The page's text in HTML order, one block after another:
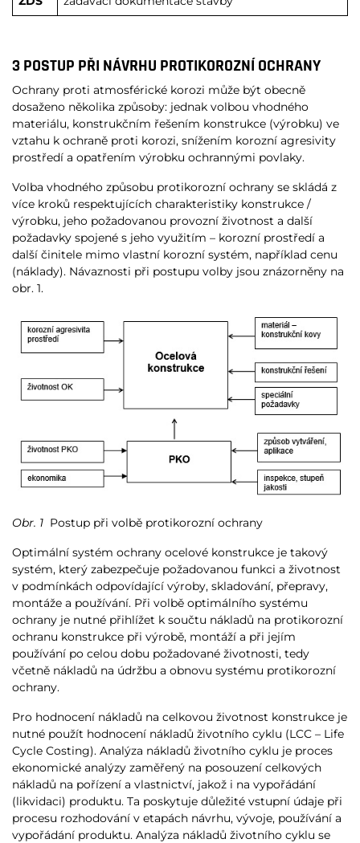
3 POSTUP PŘI NÁVRHU PROTIKOROZNÍ OCHRANY
Ochrany proti atmosférické korozi může být obecně
dosaženo několika způsoby: jednak volbou vhodného
materiálu, konstrukčním řešením konstrukce (výrobku) ve
vztahu k ochraně proti korozi, snížením korozní agresivity
prostředí a opatřením výrobku ochrannými povlaky.
Volba vhodného způsobu protikorozní ochrany se skládá z
více kroků respektujících charakteristiky konstrukce /
výrobku, jeho požadovanou provozní životnost a další
požadavky spojené s jeho využitím – korozní prostředí a
další činitele mimo vlastní korozní systém, například cenu
(náklady). Návaznosti při postupu volby jsou znázorněny na
obr. 1.
Obr. 1 Postup při volbě protikorozní ochrany
Optimální systém ochrany ocelové konstrukce je takový
systém, který zabezpečuje požadovanou funkci a životnost
v podmínkách odpovídající výroby, skladování, přepravy,
montáže a používání. Při volbě optimálního systému
ochrany je nutné přihlížet k součtu nákladů na protikorozní
ochranu konstrukce při výrobě, montáží a při jejím
používání po celou dobu požadované životnosti, tedy
včetně nákladů na údržbu a obnovu systému protikorozní
ochrany.
Pro hodnocení nákladů na celkovou životnost konstrukce je
nutné použít hodnocení nákladů životního cyklu (LCC – Life
Cycle Costing). Analýza nákladů životního cyklu je proces
ekonomické analýzy zaměřený na posouzení celkových
nákladů na pořízení a vlastnictví, jakož i na vypořádání
(likvidaci) produktu. Ta poskytuje důležité vstupní údaje při
procesu rozhodování v etapách návrhu, vývoje, používání a
vypořádání produktu. Analýza nákladů životního cyklu se